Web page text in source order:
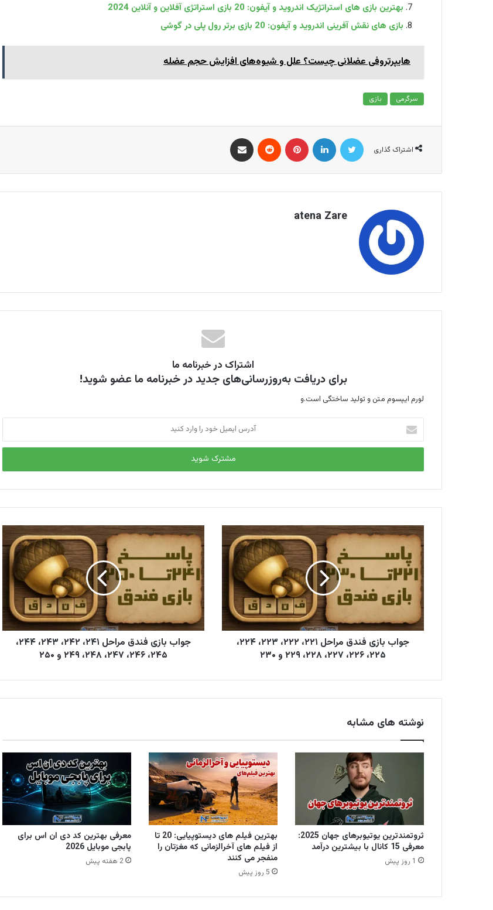
بهترین بازی های استراتژیک اندروید و آیفون: 20 بازی استراتژی آفلاین و آنلاین 2024
بازی‌ های نقش‌ آفرینی اندروید و آیفون: 20 بازی برتر رول پلی در گوشی
هایپرتروفی عضلانی چیست؟ علل و شیوه‌های افزایش حجم عضله
سرگرمی بازی
اشتراک گذاری
atena Zare
اشتراک در خبرنامه ما
برای دریافت به‌روزرسانی‌های جدید در خبرنامه ما عضو شوید!
لورم ایپسوم متن و تولید ساختگی است.و
ر
ا
ی
خ
و
د
ر
ا
و
ا
ر
د
د
جواب بازی فندق مراحل ۲۲۱، ۲۲۲، ۲۲۳، ۲۲۴،
۲۲۵، ۲۲۶، ۲۲۷، ۲۲۸، ۲۲۹ و ۲۳۰
جواب بازی فندق مراحل ۲۴۱، ۲۴۲، ۲۴۳، ۲۴۴،
۲۴۵، ۲۴۶، ۲۴۷، ۲۴۸، ۲۴۹ و ۲۵۰
نوشته های مشابه
ثروتمندترین یوتیوبرهای جهان 2025:
معرفی 15 کانال با بیشترین درآمد
1 روز پیش
بهترین فیلم های دیستوپیایی: 20 تا
از فیلم های آخرالزمانی که مغزتان را
منفجر می کنند
5 روز پیش
معرفی بهترین کد دی ان اس برای
پابجی موبایل 2026
2 هفته پیش